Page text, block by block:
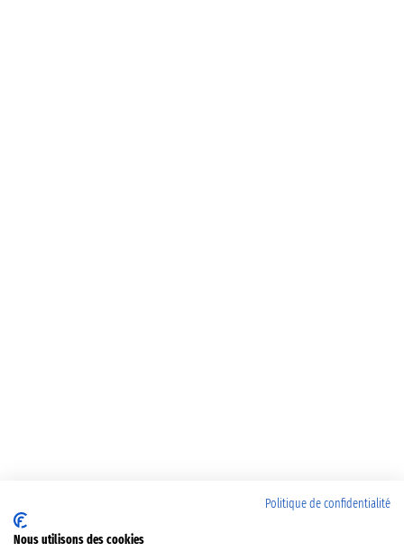
Politique de confidentialité
Nous utilisons des cookies